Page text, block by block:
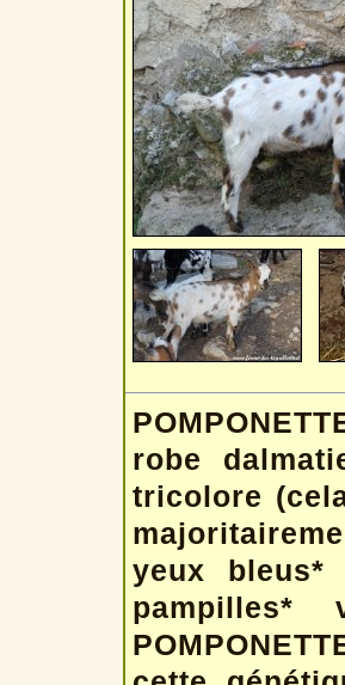
robe
tricolore
yeux bleus*
pampilles*